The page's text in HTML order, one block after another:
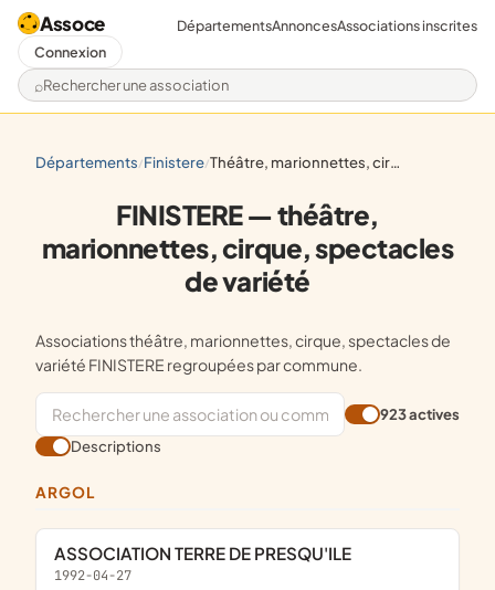
Assoce
Rechercher une association
DépartementsAnnoncesAssociations inscrites
Connexion
départements/ finistere/ théâtre, marionnettes, cirque, spectacles de variété
FINISTERE — théâtre,
marionnettes, cirque, spectacles
de variété
Associations théâtre, marionnettes, cirque, spectacles de
variété FINISTERE regroupées par commune.
923 actives
Descriptions
ARGOL
ASSOCIATION TERRE DE PRESQU'ILE
1992-04-27